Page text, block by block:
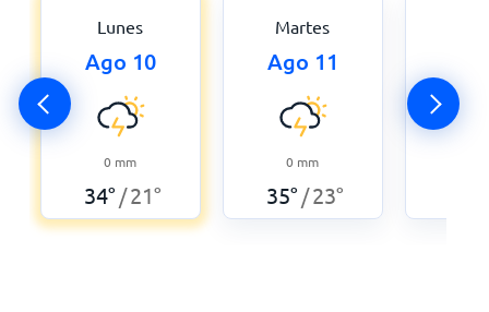
Lunes
Ago 10
0 mm
34° /21°
Martes
Ago 11
0 mm
35° /23°